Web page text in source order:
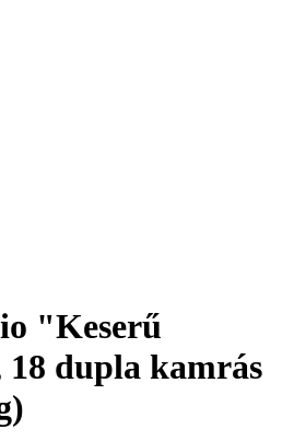
"Keserű
18 dupla kamrás